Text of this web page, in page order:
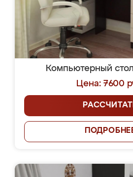
Компьютерный
Цена: 7600